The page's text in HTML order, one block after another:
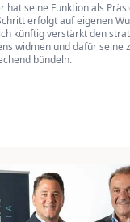
hat seine Funktion als
erfolgt auf eigenen
künftig verstärkt den
widmen und dafür seine
bündeln.